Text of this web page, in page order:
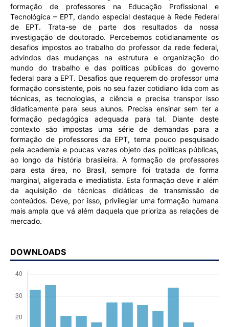
formação de professores na Educação Profissional e
Tecnológica – EPT, dando especial destaque à Rede Federal
de EPT. Trata-se de parte dos resultados da nossa
investigação de doutorado. Percebemos cotidianamente os
desafios impostos ao trabalho do professor da rede federal,
advindos das mudanças na estrutura e organização do
mundo do trabalho e das políticas públicas do governo
federal para a EPT. Desafios que requerem do professor uma
formação consistente, pois no seu fazer cotidiano lida com as
técnicas, as tecnologias, a ciência e precisa transpor isso
didaticamente para seus alunos. Precisa ensinar sem ter a
formação pedagógica adequada para tal. Diante deste
contexto são impostas uma série de demandas para a
formação de professores da EPT, tema pouco pesquisado
pela academia e poucas vezes objeto das políticas públicas,
ao longo da história brasileira. A formação de professores
para esta área, no Brasil, sempre foi tratada de forma
marginal, aligeirada e imediatista. Esta formação deve ir além
da aquisição de técnicas didáticas de transmissão de
conteúdos. Deve, por isso, privilegiar uma formação humana
mais ampla que vá além daquela que prioriza as relações de
mercado.
DOWNLOADS